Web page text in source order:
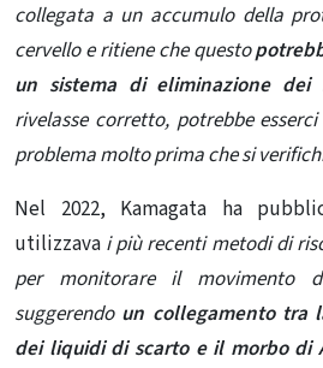
collegata a un accumulo della
cervello e ritiene che questo
un sistema di eliminazione
rivelasse corretto, potrebbe
problema molto prima che si
Nel 2022, Kamagata ha
utilizzava i più recenti metodi di
per monitorare il movimento
suggerendo un collegamento tra
dei liquidi di scarto e il morbo di